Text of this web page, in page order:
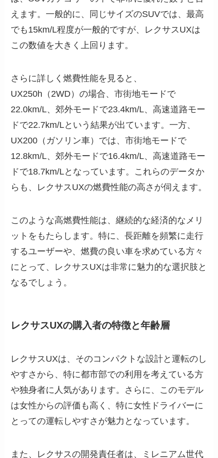
えます。一般的に、同じサイズのSUVでは、最高
でも15km/L程度が一般的ですが、レクサスUXは
この数値を大きく上回ります。
さらに詳しく燃費性能を見ると、
UX250h（2WD）の場合、市街地モードで
22.0km/L、郊外モードで23.4km/L、高速道路モー
ドで22.7km/Lという結果が出ています。一方、
UX200（ガソリン車）では、市街地モードで
12.8km/L、郊外モードで16.4km/L、高速道路モー
ドで18.7km/Lとなっています。これらのデータか
らも、レクサスUXの燃費性能の高さが伺えます。
このような高燃費性能は、継続的な経済的なメリ
ットをもたらします。特に、長距離を頻繁に走行
するユーザーや、燃費の良い車を求めている方々
にとって、レクサスUXは非常に魅力的な選択肢と
なるでしょう。
レクサスUXの購入者の特徴と年齢層
レクサスUXは、そのコンパクトな設計と運転のし
やすさから、特に都市部での利用を考えている方
や独身者に人気があります。さらに、このモデル
は女性からの評価も高く、特に女性ドライバーに
とっての運転しやすさが魅力となっています。
また、レクサスの開発責任者は、ミレニアム世代